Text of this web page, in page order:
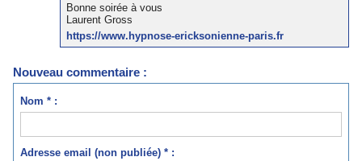
Bonne soirée à vous
Laurent Gross
https://www.hypnose-ericksonienne-paris.fr
Nouveau commentaire :
Nom * :
Adresse email (non publiée) * :